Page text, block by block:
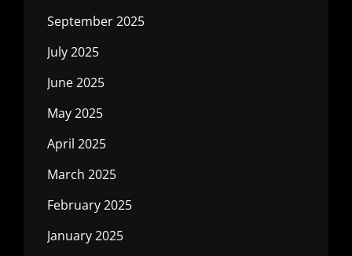
September 2025
July 2025
June 2025
May 2025
April 2025
March 2025
February 2025
January 2025